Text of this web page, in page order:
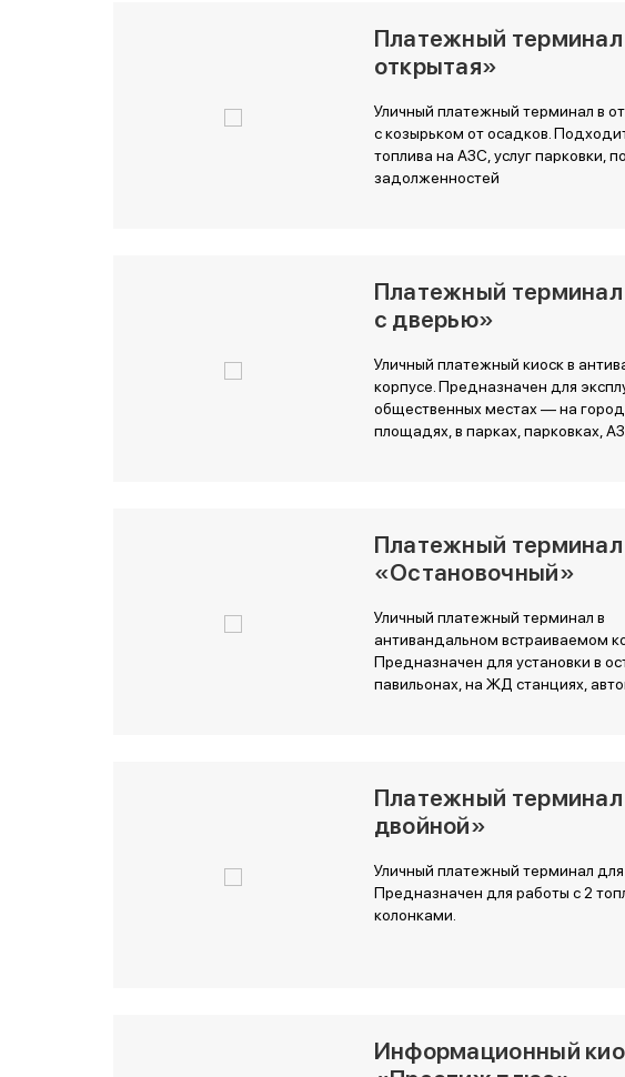
Платежный
открытая»
Уличный платежный терминал в
с козырьком от осадков.
топлива на АЗС, услуг парковки,
задолженностей
Платежный
с дверью»
Уличный платежный киоск в
корпусе. Предназначен для
общественных местах — на
площадях, в парках, парковках,
Платежный терминал
«Остановочный»
Уличный платежный терминал в
антивандальном встраиваемом
Предназначен для установки в
павильонах, на ЖД станциях,
Платежный
двойной»
Уличный платежный терминал для
Предназначен для работы с 2
колонками.
Информационный